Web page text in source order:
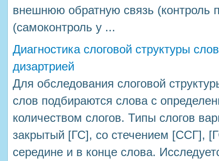
внешнюю обратную связь (контроль
(самоконтроль у ...
Диагностика слоговой структуры
дизартрией
Для обследования слоговой
слов подбираются слова с
количеством слогов. Типы слогов
закрытый [ГС], со стечением [ССГ],
середине и в конце слова.